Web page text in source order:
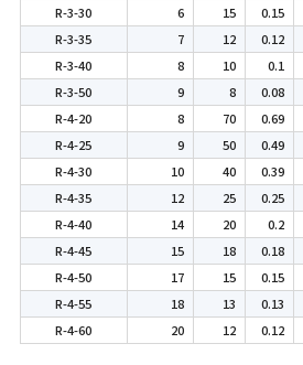
R-3-30
6 15 0.15
R-3-35
7 12 0.12
R-3-40
8 10 0.1
R-3-50
9 8 0.08
R-4-20
8 70 0.69
R-4-25
9 50 0.49
R-4-30
10 40 0.39
R-4-35
12 25 0.25
R-4-40
14 20 0.2
R-4-45
15 18 0.18
R-4-50
17 15 0.15
R-4-55
18 13 0.13
R-4-60
20 12 0.12